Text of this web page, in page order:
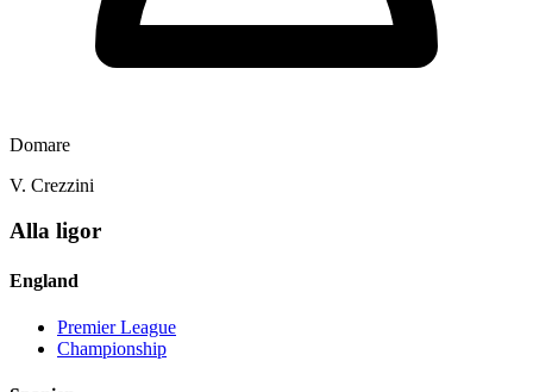
Domare
V. Crezzini
Alla ligor
England
Premier League
Championship